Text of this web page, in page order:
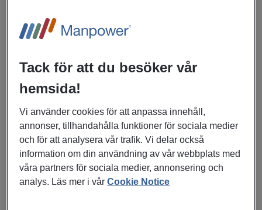
Epiroc Sweden AB är en ledande global leverantör av
produktivitetslösningar för gruv- och anläggningsindustrin.
De har huvudkontor i Örebro men har verksamhet runt
Kiruna, Gällivare, Skellefteå, Askersund, Göteborg och
Tack för att du besöker vår
hemsida!
Vi använder cookies för att anpassa innehåll,
annonser, tillhandahålla funktioner för sociala medier
och för att analysera vår trafik. Vi delar också
information om din användning av vår webbplats med
våra partners för sociala medier, annonsering och
analys. Läs mer i vårCookie Notice